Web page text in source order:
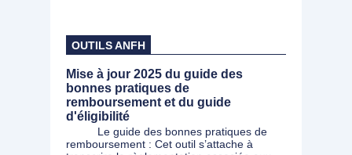
OUTILS ANFH
Mise à jour 2025 du guide des
bonnes pratiques de
remboursement et du guide
d'éligibilité
Le guide des bonnes pratiques de
remboursement : Cet outil s’attache à